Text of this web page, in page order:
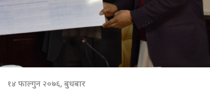
१४ फाल्गुन २०७६, बुधबार